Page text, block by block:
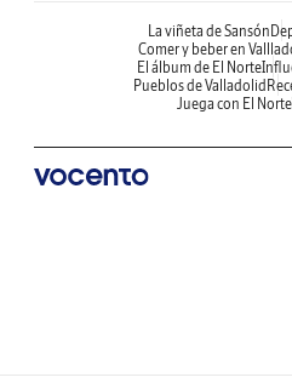
La viñeta de Sansón
Comer y beber en
El álbum de El Norte
Pueblos de Valladolid
Juega con El Norte